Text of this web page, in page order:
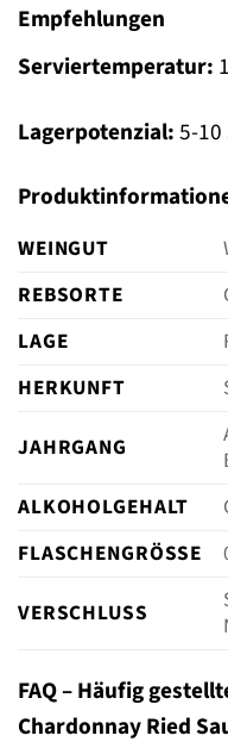
Empfehlungen
Serviertemperatur:
Lagerpotenzial:5-
WEINGUT
REBSORTE
LAGE
HERKUNFT
JAHRGANG
ALKOHOLGEHALT
FLASCHENGRÖSSE
VERSCHLUSS
FAQ – Häufig
Chardonnay Ried